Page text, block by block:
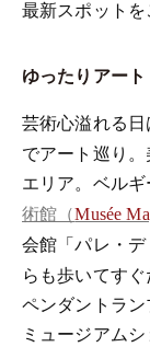
最新スポットを
ゆったりアート
芸術心溢れる
でアート巡り
エリア。ベル
術館（Musée
会館「パレ・
らも歩いてす
ペンダントラ
ミュージアム